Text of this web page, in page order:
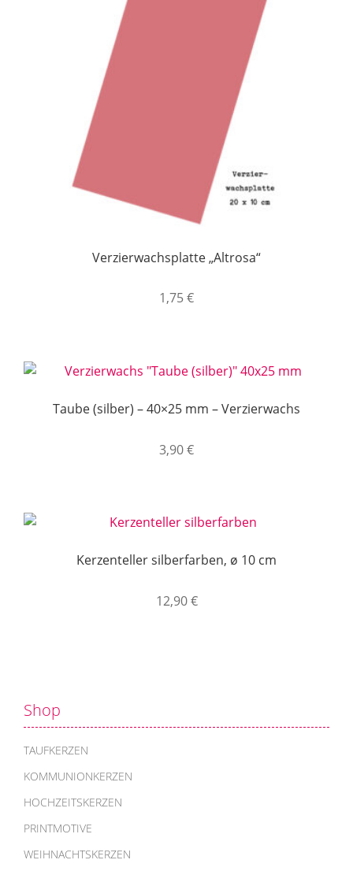
Verzierwachsplatte „Altrosa“
1,75€
Taube (silber) – 40×25 mm – Verzierwachs
3,90€
Kerzenteller silberfarben, ø 10 cm
12,90€
Shop
TAUFKERZEN
KOMMUNIONKERZEN
HOCHZEITSKERZEN
PRINTMOTIVE
WEIHNACHTSKERZEN